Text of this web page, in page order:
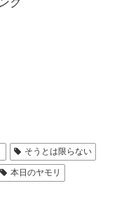
そうとは限らない
本日のヤモリ